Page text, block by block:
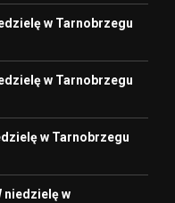
w Tarnobrzegu
w Tarnobrzegu
w Tarnobrzegu
niedzielę w